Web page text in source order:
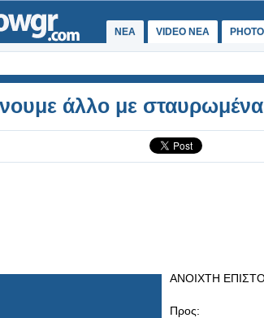
ΝΕΑ VIDEO NEA
άλλο με σταυρωμένα
ΑΝΟΙΧΤΗ
Προς: